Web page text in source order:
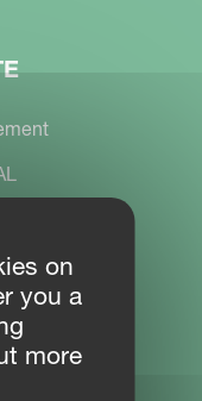
B.V.
on
you a
more